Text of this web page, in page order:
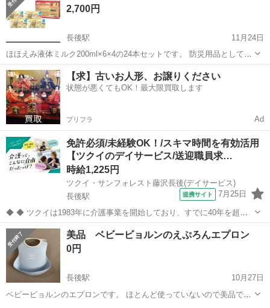
2,700円
長後駅
11月24日
ほほえみ液体ミルク200ml×6×4の24本セットです。 防災用品として購
入してありましたが、大きくなったので 1本112円程度の格安でお譲
りします。 新品未開封未使用品です。 早めに取りに来ていただける
方、おまとめ...
神奈川 藤沢市 長後駅 ベビー用品 液体ミルク
【求】古いお人形、お譲りください
状態が悪くてもOK！最大限買取します
プリフラ Ad
免許必須/未経験OK！/スキマ時間を有効活用
【ツクイのデイサービス/送迎職員求…
時給1,225円
ツクイ・サンフォレスト藤沢長後(デイサービス)
長後駅
提携サイト 7月25日
◆ ◆ ツクイは1983年に介護事業を開始しており、すでに40年を超え
る歴史を有しています。デイサービスでは業界トップクラス！ ◆グル
ープ会社の経営管理 ◆在宅介護サービス:デイサービス/訪問介護/訪問
入浴/訪問看護/...
神奈川 藤沢市 長後駅 その他
美品 ベビービョルンのえぷろんエプロン
0円
長後駅
10月27日
ベビービョルンのエプロンです。 ほとんど使っていないので美品で